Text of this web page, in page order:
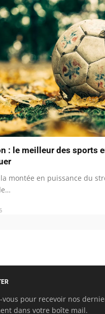
: le meilleur des sports
montée en puissance du
vous pour recevoir nos
dans votre boîte mail.